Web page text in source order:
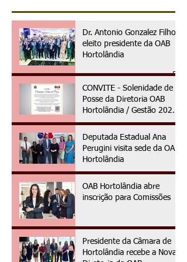
Dr. Antonio Gonzalez Filho é
eleito presidente da OAB
Hortolândia
CONVITE - Solenidade de
Posse da Diretoria OAB
Hortolândia / Gestão 2025
à 2027
Deputada Estadual Ana
Perugini visita sede da OAB
Hortolândia
OAB Hortolândia abre
inscrição para Comissões
Presidente da Câmara de
Hortolândia recebe a Nova